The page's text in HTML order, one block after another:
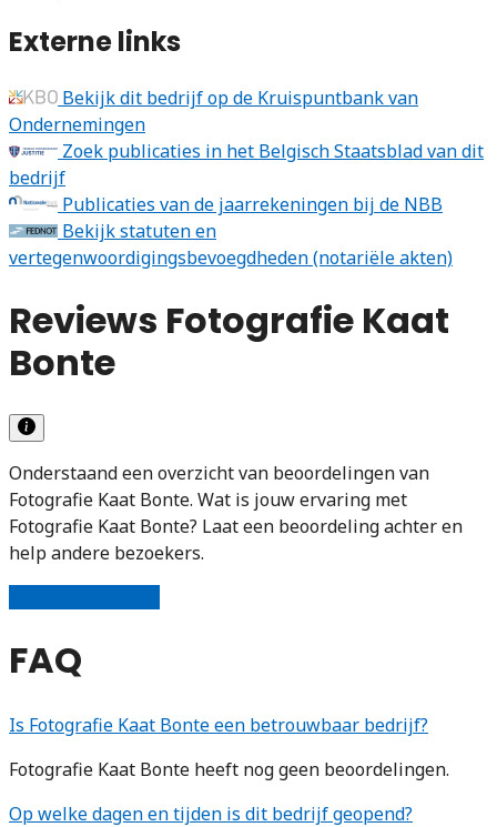
Externe links
Bekijk dit bedrijf op de Kruispuntbank van
Ondernemingen
Zoek publicaties in het Belgisch Staatsblad van dit
bedrijf
Publicaties van de jaarrekeningen bij de NBB
Bekijk statuten en
vertegenwoordigingsbevoegdheden (notariële akten)
Reviews Fotografie Kaat
Bonte
Onderstaand een overzicht van beoordelingen van
Fotografie Kaat Bonte. Wat is jouw ervaring met
Fotografie Kaat Bonte? Laat een beoordeling achter en
help andere bezoekers.
FAQ
Is Fotografie Kaat Bonte een betrouwbaar bedrijf?
Fotografie Kaat Bonte heeft nog geen beoordelingen.
Op welke dagen en tijden is dit bedrijf geopend?